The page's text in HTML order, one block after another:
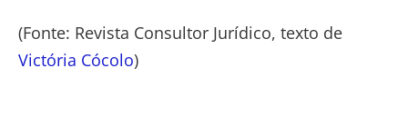
(Fonte: Revista Consultor Jurídico, texto de
Victória Cócolo)